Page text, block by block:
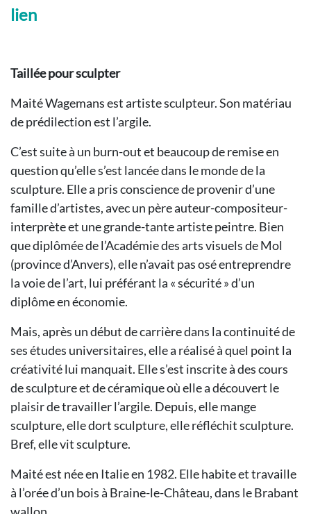
lien
Taillée pour sculpter
Maité Wagemans est artiste sculpteur. Son matériau
de prédilection est l’argile.
C’est suite à un burn-out et beaucoup de remise en
question qu’elle s’est lancée dans le monde de la
sculpture. Elle a pris conscience de provenir d’une
famille d’artistes, avec un père auteur-compositeur-
interprète et une grande-tante artiste peintre. Bien
que diplômée de l’Académie des arts visuels de Mol
(province d’Anvers), elle n’avait pas osé entreprendre
la voie de l’art, lui préférant la « sécurité » d’un
diplôme en économie.
Mais, après un début de carrière dans la continuité de
ses études universitaires, elle a réalisé à quel point la
créativité lui manquait. Elle s’est inscrite à des cours
de sculpture et de céramique où elle a découvert le
plaisir de travailler l’argile. Depuis, elle mange
sculpture, elle dort sculpture, elle réfléchit sculpture.
Bref, elle vit sculpture.
Maité est née en Italie en 1982. Elle habite et travaille
à l’orée d’un bois à Braine-le-Château, dans le Brabant